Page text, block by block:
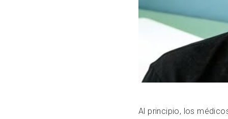
Al principio, los